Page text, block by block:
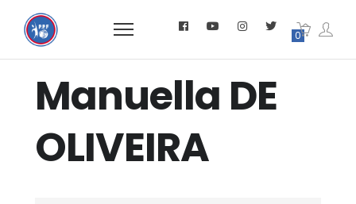
0
Manuella DE
OLIVEIRA